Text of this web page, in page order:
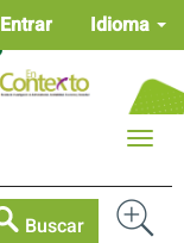
Idioma
Entrar
Buscar
Toggle